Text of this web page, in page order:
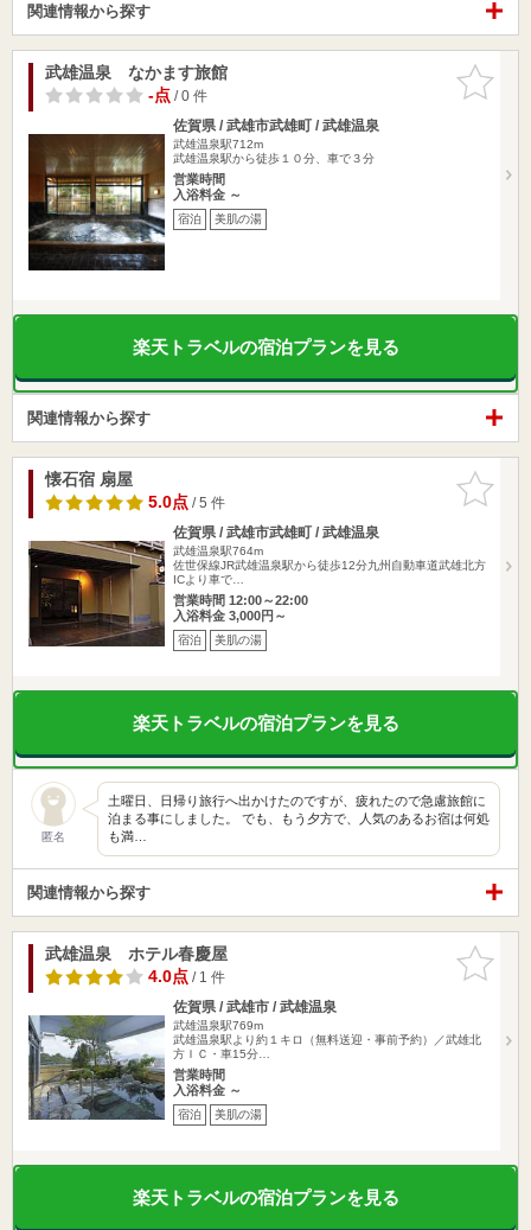
関連情報から探す
お気に入
りに追加
武雄温泉 なかます旅館
-点/ 0 件
佐賀県 / 武雄市武雄町 / 武雄温泉
武雄温泉駅712m
武雄温泉駅から徒歩１０分、車で３分
営業時間
入浴料金 ～
宿泊 美肌の湯
楽天トラベルの宿泊プランを見る
関連情報から探す
お気に入
りに追加
懐石宿 扇屋
5.0点/ 5 件
佐賀県 / 武雄市武雄町 / 武雄温泉
武雄温泉駅764m
佐世保線JR武雄温泉駅から徒歩12分九州自動車道武雄北方
ICより車で…
営業時間 12:00～22:00
入浴料金 3,000円～
宿泊 美肌の湯
楽天トラベルの宿泊プランを見る
匿名
土曜日、日帰り旅行へ出かけたのですが、疲れたので急慮旅館に
泊まる事にしました。 でも、もう夕方で、人気のあるお宿は何処
も満…
関連情報から探す
お気に入
りに追加
武雄温泉 ホテル春慶屋
4.0点/ 1 件
佐賀県 / 武雄市 / 武雄温泉
武雄温泉駅769m
武雄温泉駅より約１キロ（無料送迎・事前予約）／武雄北
方ＩＣ・車15分…
営業時間
入浴料金 ～
宿泊 美肌の湯
楽天トラベルの宿泊プランを見る